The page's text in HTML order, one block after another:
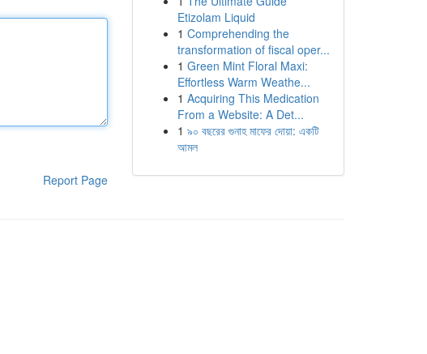
Report Page
Etizolam Liquid
1 Comprehending the
transformation of fiscal oper...
1 Green Mint Floral Maxi:
Effortless Warm Weathe...
1 Acquiring This Medication
From a Website: A Det...
1 ৯০ বছরের গুনাহ মাফের দোয়া: একটি
আমল